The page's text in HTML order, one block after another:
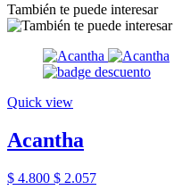
También te puede interesar
Quick view
Acantha
$ 4.800 $ 2.057